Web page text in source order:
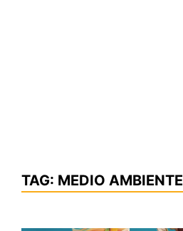
TAG: MEDIO AMBIENTE